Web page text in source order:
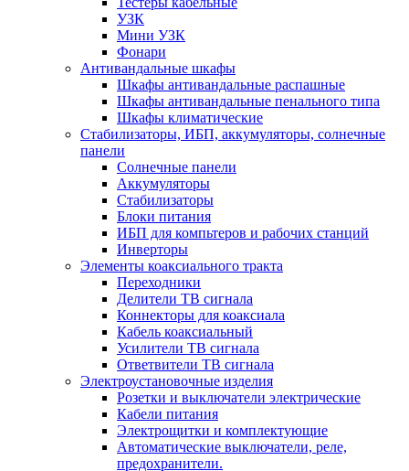
УЗК
Мини УЗК
Фонари
Антивандальные шкафы
Шкафы антивандальные распашные
Шкафы антивандальные пенального типа
Шкафы климатические
Стабилизаторы, ИБП, аккумуляторы, солнечные
панели
Солнечные панели
Аккумуляторы
Стабилизаторы
Блоки питания
ИБП для компьтеров и рабочих станций
Инверторы
Элементы коаксиального тракта
Переходники
Делители ТВ сигнала
Коннекторы для коаксиала
Кабель коаксиальный
Усилители ТВ сигнала
Ответвители ТВ сигнала
Электроустановочные изделия
Розетки и выключатели электрические
Кабели питания
Электрощитки и комплектующие
Автоматические выключатели, реле,
предохранители.